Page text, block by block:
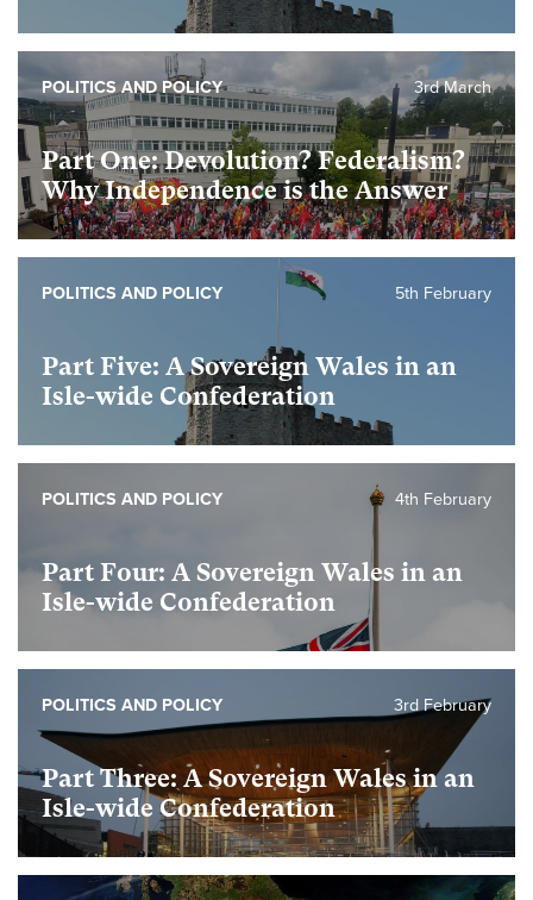
Part One: Devolution? Federalism?
Why Independence is the Answer
3rd March
POLITICS AND POLICY
Part Five: A Sovereign Wales in an
Isle-wide Confederation
5th February
POLITICS AND POLICY
Part Four: A Sovereign Wales in an
Isle-wide Confederation
4th February
POLITICS AND POLICY
Part Three: A Sovereign Wales in an
Isle-wide Confederation
3rd February
POLITICS AND POLICY